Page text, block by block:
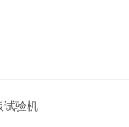
试验机